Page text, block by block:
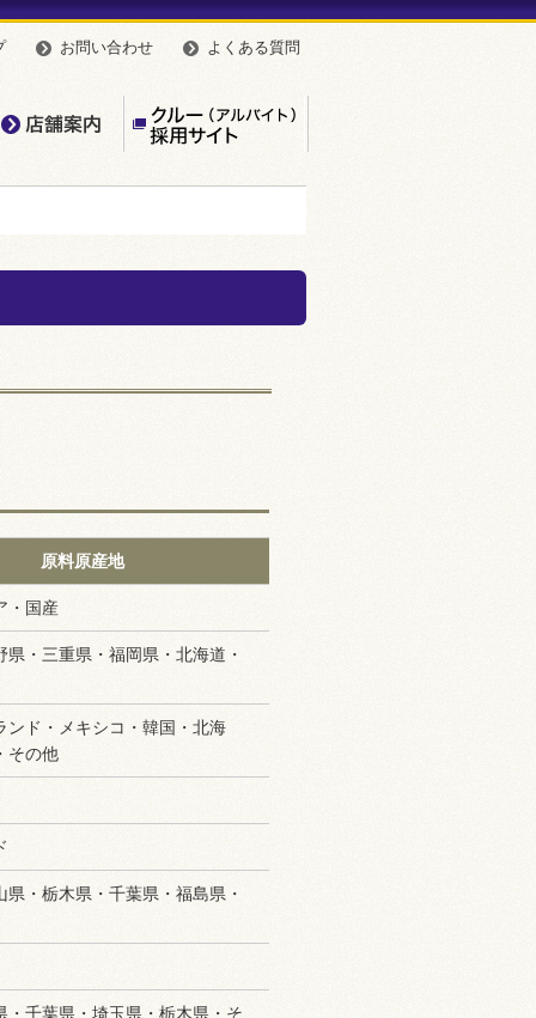
お問い合わせ よくある質問
店舗案内
原料原産地
・国産
県・三重県・福岡県・北海道・
ンド・メキシコ・韓国・北海
その他
県・栃木県・千葉県・福島県・
・千葉県・埼玉県・栃木県・そ